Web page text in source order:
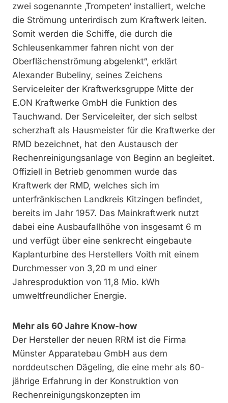
zwei sogenannte ‚Trompeten‘ installiert, welche
die Strömung unterirdisch zum Kraftwerk leiten.
Somit werden die Schiffe, die durch die
Schleusenkammer fahren nicht von der
Oberflächenströmung abgelenkt“, erklärt
Alexander Bubeliny, seines Zeichens
Serviceleiter der Kraftwerksgruppe Mitte der
E.ON Kraftwerke GmbH die Funktion des
Tauchwand. Der Serviceleiter, der sich selbst
scherzhaft als Hausmeister für die Kraftwerke der
RMD bezeichnet, hat den Austausch der
Rechenreinigungsanlage von Beginn an begleitet.
Offiziell in Betrieb genommen wurde das
Kraftwerk der RMD, welches sich im
unterfränkischen Landkreis Kitzingen befindet,
bereits im Jahr 1957. Das Mainkraftwerk nutzt
dabei eine Ausbaufallhöhe von insgesamt 6 m
und verfügt über eine senkrecht eingebaute
Kaplanturbine des Herstellers Voith mit einem
Durchmesser von 3,20 m und einer
Jahresproduktion von 11,8 Mio. kWh
umweltfreundlicher Energie.
Mehr als 60 Jahre Know-how
Der Hersteller der neuen RRM ist die Firma
Münster Apparatebau GmbH aus dem
norddeutschen Dägeling, die eine mehr als 60-
jährige Erfahrung in der Konstruktion von
Rechenreinigungskonzepten im